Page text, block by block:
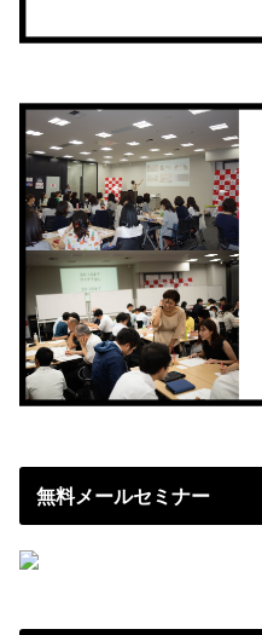
無料メールセミナー